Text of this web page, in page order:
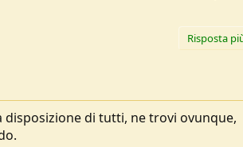
Risposta
disposizione di tutti, ne trovi ovunque,